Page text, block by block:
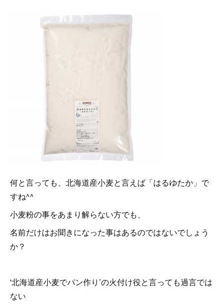
何と言っても、北海道産小麦と言えば「はるゆたか」で
すね^^
小麦粉の事をあまり解らない方でも、
名前だけはお聞きになった事はあるのではないでしょう
か？
'北海道産小麦でパン作り’の火付け役と言っても過言では
ない